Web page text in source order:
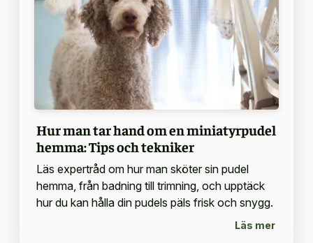
Hur man tar hand om en miniatyrpudel
hemma: Tips och tekniker
Läs expertråd om hur man sköter sin pudel
hemma, från badning till trimning, och upptäck
hur du kan hålla din pudels päls frisk och snygg.
Läs mer